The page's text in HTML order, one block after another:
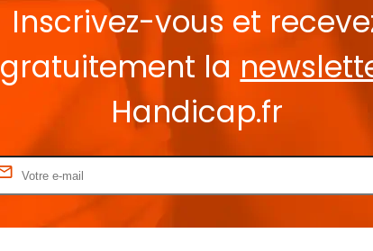
Inscrivez-vous et
gratuitement la
Handicap.fr